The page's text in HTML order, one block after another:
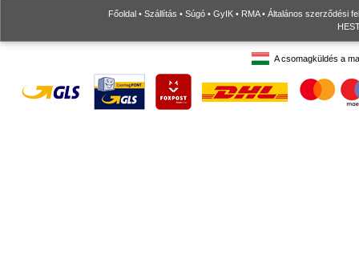
Főoldal • Szállítás • Súgó • GyIK • RMA• Általános szerződési
A csomagküldés a